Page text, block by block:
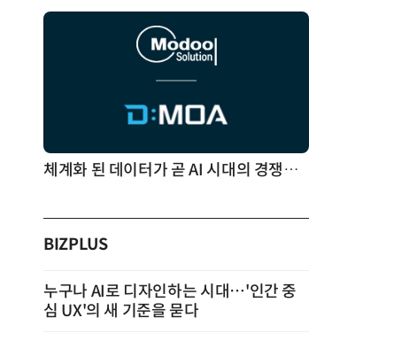
체계화 된 데이터가 곧 AI 시대의 경쟁력이다
BIZPLUS
누구나 AI로 디자인하는 시대…'인간 중
심 UX'의 새 기준을 묻다